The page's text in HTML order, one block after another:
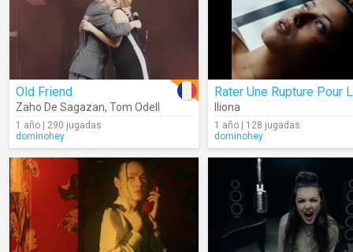
Old Friend
Zaho De Sagazan, Tom Odell
1 año | 290 jugadas
dominohey
Iliona
1 año | 128 jugadas
dominohey